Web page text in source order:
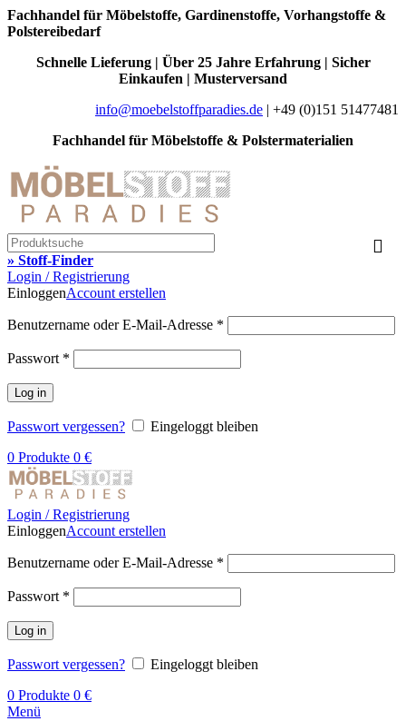
Fachhandel für Möbelstoffe, Gardinenstoffe, Vorhangstoffe &
Polstereibedarf
Schnelle Lieferung | Über 25 Jahre Erfahrung | Sicher
Einkaufen | Musterversand
info@moebelstoffparadies.de | +49 (0)151 51477481
Fachhandel für Möbelstoffe & Polstermaterialien
» Stoff-Finder
Login / Registrierung
EinloggenAccount erstellen
Benutzername oder E-Mail-Adresse *
Passwort *
Log in
Passwort vergessen?
Eingeloggt bleiben
0 Produkte 0 €
Login / Registrierung
EinloggenAccount erstellen
Benutzername oder E-Mail-Adresse *
Passwort *
Log in
Passwort vergessen?
Eingeloggt bleiben
0 Produkte 0 €
Menü